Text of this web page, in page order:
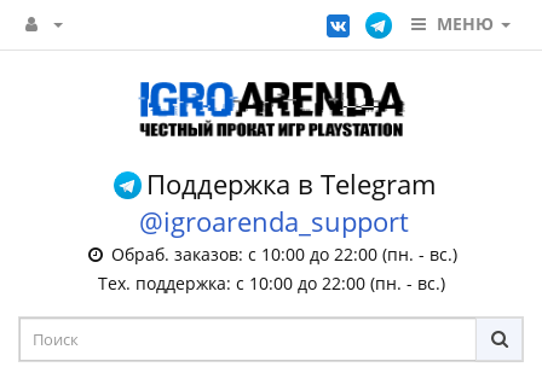
МЕНЮ
Поддержка в Telegram
@igroarenda_support
Обраб. заказов: с 10:00 до 22:00 (пн. - вс.)
Тех. поддержка: с 10:00 до 22:00 (пн. - вс.)